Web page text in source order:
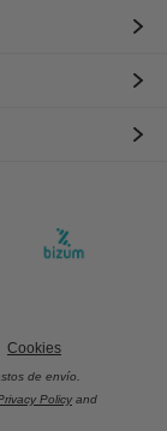
Cookies
de envío.
Policy and